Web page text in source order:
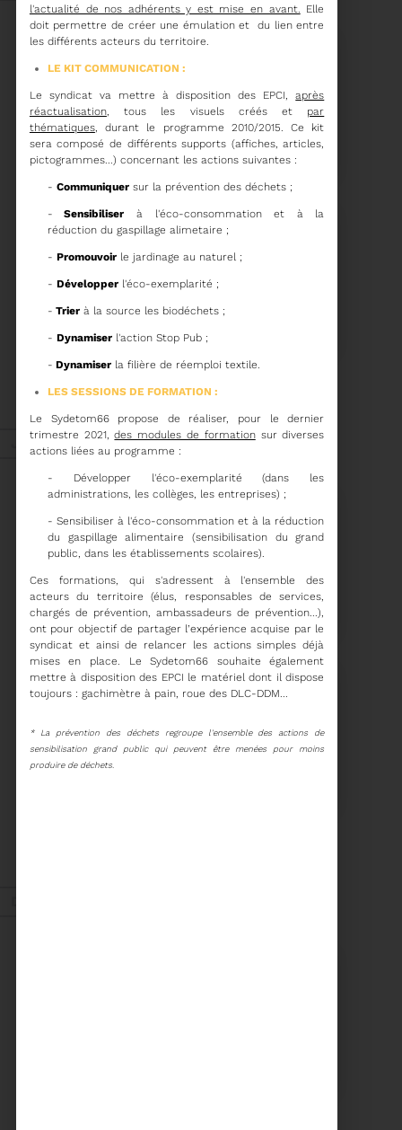
Recyclage
18/02/2026
COMMUNIQUÉ DE PRESSE
des déchets végétaux
PROCHAINE SÉANCE DU
COMITÉ SYNDICAL
ORDRE DU JOUR DU
MERCREDI 25 FÉVRIER A
9H30
Voir plus
Janv. 2026
27/01/2026
UN NOUVEAU PROJET
POUR LE SITE ARC IRIS
22/01/2026
PROCHAINE SÉANCE DU
l'actualité de nos adhérents y est mise en avant. Elle
doit permettre de créer une émulation et du lien entre
les différents acteurs du territoire.
LE KIT COMMUNICATION :
Le syndicat va mettre à disposition des EPCI,après
réactualisation, tous les visuels créés et par
thématiques, durant le programme 2010/2015. Ce kit
sera composé de différents supports (affiches, articles,
pictogrammes...) concernant les actions suivantes :
- Communiquersur la prévention des déchets ;
- Sensibiliser à l'éco-consommation et à la
réduction du gaspillage alimetaire ;
- Promouvoirle jardinage au naturel ;
- Développerl'éco-exemplarité ;
- Trierà la source les biodéchets ;
- Dynamiserl'action Stop Pub ;
- Dynamiserla filière de réemploi textile.
LES SESSIONS DE FORMATION :
Le Sydetom66 propose de réaliser, pour le dernier
trimestre 2021,des modules de formationsur diverses
actions liées au programme :
- Développer l'éco-exemplarité (dans les
administrations, les collèges, les entreprises) ;
- Sensibiliser à l'éco-consommation et à la réduction
du gaspillage alimentaire (sensibilisation du grand
public, dans les établissements scolaires).
Ces formations, qui s'adressent à l'ensemble des
acteurs du territoire (élus, responsables de services,
chargés de prévention, ambassadeurs de prévention...),
ont pour objectif de partager l’expérience acquise par le
syndicat et ainsi de relancer les actions simples déjà
mises en place. Le Sydetom66 souhaite également
mettre à disposition des EPCI le matériel dont il dispose
toujours : gachimètre à pain, roue des DLC-DDM...
* La prévention des déchets regroupe l'ensemble des actions de
sensibilisation grand public qui peuvent être menées pour moins
produire de déchets.